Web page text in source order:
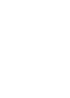
Twitter (X)
på LinkedIn